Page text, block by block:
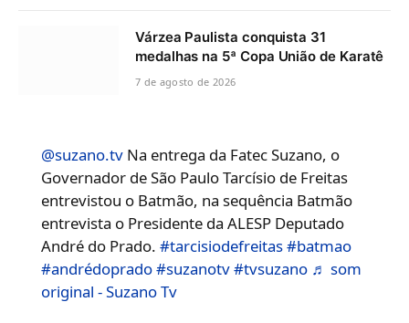
Várzea Paulista conquista 31
medalhas na 5ª Copa União de Karatê
7 de agosto de 2026
@suzano.tv Na entrega da Fatec Suzano, o
Governador de São Paulo Tarcísio de Freitas
entrevistou o Batmão, na sequência Batmão
entrevista o Presidente da ALESP Deputado
André do Prado.#tarcisiodefreitas#batmao
#andrédoprado#suzanotv#tvsuzano ♬ som
original - Suzano Tv